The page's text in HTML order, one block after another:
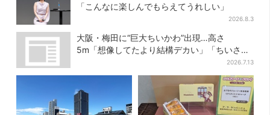
「こんなに楽しんでもらえてうれしい」
2026.8.3
大阪・梅田に“巨大ちいかわ”出現…高さ
5m「想像してたより結構デカい」「ちいさ…
2026.7.13